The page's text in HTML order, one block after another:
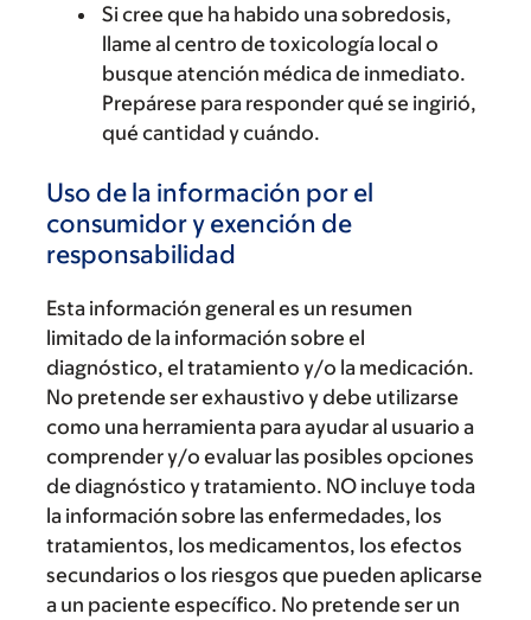
Si cree que ha habido una sobredosis,
llame al centro de toxicología local o
busque atención médica de inmediato.
Prepárese para responder qué se ingirió,
qué cantidad y cuándo.
Uso de la información por el
consumidor y exención de
responsabilidad
Esta información general es un resumen
limitado de la información sobre el
diagnóstico, el tratamiento y/o la medicación.
No pretende ser exhaustivo y debe utilizarse
como una herramienta para ayudar al usuario a
comprender y/o evaluar las posibles opciones
de diagnóstico y tratamiento. NO incluye toda
la información sobre las enfermedades, los
tratamientos, los medicamentos, los efectos
secundarios o los riesgos que pueden aplicarse
a un paciente específico. No pretende ser un